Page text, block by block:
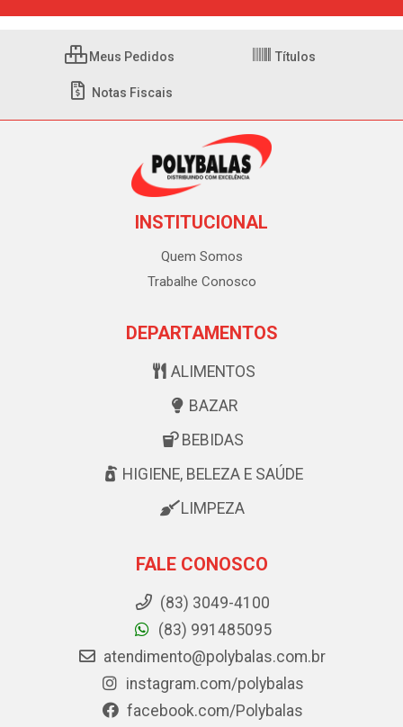
Meus Pedidos Títulos
Notas Fiscais
INSTITUCIONAL
Quem Somos
Trabalhe Conosco
DEPARTAMENTOS
ALIMENTOS
BAZAR
BEBIDAS
HIGIENE, BELEZA E SAÚDE
LIMPEZA
FALE CONOSCO
(83) 3049-4100
(83) 991485095
atendimento@polybalas.com.br
instagram.com/polybalas
facebook.com/Polybalas